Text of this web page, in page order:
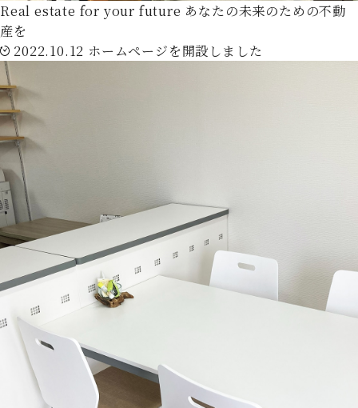
Real estate for your future あなたの未来のための不動
産を
2022.10.12 ホームページを開設しました